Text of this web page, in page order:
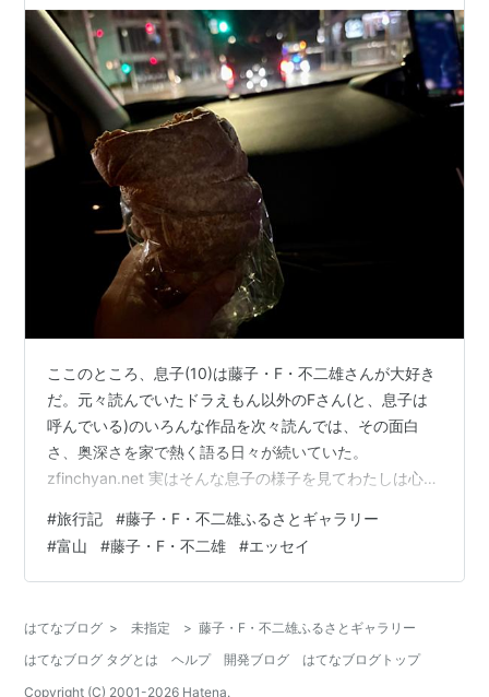
ここのところ、息子(10)は藤子・F・不二雄さんが大好き
だ。元々読んでいたドラえもん以外のFさん(と、息子は
呼んでいる)のいろんな作品を次々読んでは、その面白
さ、奥深さを家で熱く語る日々が続いていた。
zfinchyan.net 実はそんな息子の様子を見てわたしは心の
足を伸ばしたあの時に、神奈川の藤子・F・不二雄ミュー
ジアムに連れて行ってあげていたら…！という後悔だ。
とは言え、夏の旅行は行き当たりばったりで東京宿泊も
ったのは仕方ないことでもあった。 ふと、神奈川以外に
Fさんの資料館などは他にない…
#旅行記 #藤子・F・不二雄ふるさとギャラリー
#富山 #藤子・F・不二雄 #エッセイ
はてなブログ > 未指定 > 藤子・F・不二雄ふるさとギャラリー
はてなブログ タグとは
ヘルプ 開発ブログ
はてなブログトップ
Copyright (C) 2001-2026 Hatena.